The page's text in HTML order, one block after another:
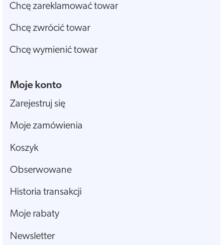
Chcę zareklamować towar
Chcę zwrócić towar
Chcę wymienić towar
Moje konto
Zarejestruj się
Moje zamówienia
Koszyk
Obserwowane
Historia transakcji
Moje rabaty
Newsletter